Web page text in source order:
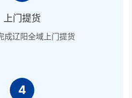
上门提货
成辽阳全域上门提货
4